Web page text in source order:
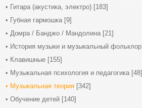
Гитара (акустика, электро) [183]
Губная гармошка [9]
Домра / Банджо / Мандолина [21]
История музыки и музыкальный фольклор
Клавишные [155]
Музыкальная психология и педагогика [48]
Музыкальная теория [342]
Обучение детей [140]